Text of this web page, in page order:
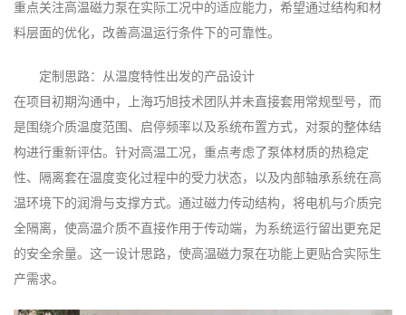
重点关注高温磁力泵在实际工况中的适应能力，希望通过结构和材
料层面的优化，改善高温运行条件下的可靠性。
定制思路：从温度特性出发的产品设计
在项目初期沟通中，上海巧旭技术团队并未直接套用常规型号，而
是围绕介质温度范围、启停频率以及系统布置方式，对泵的整体结
构进行重新评估。针对高温工况，重点考虑了泵体材质的热稳定
性、隔离套在温度变化过程中的受力状态，以及内部轴承系统在高
温环境下的润滑与支撑方式。通过磁力传动结构，将电机与介质完
全隔离，使高温介质不直接作用于传动端，为系统运行留出更充足
的安全余量。这一设计思路，使高温磁力泵在功能上更贴合实际生
产需求。